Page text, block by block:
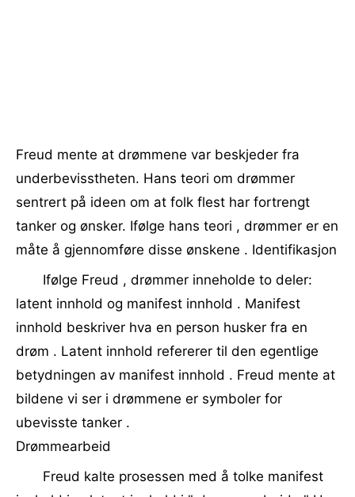
Freud mente at drømmene var beskjeder fra
underbevisstheten. Hans teori om drømmer
sentrert på ideen om at folk flest har fortrengt
tanker og ønsker. Ifølge hans teori , drømmer er en
måte å gjennomføre disse ønskene . Identifikasjon
Ifølge Freud , drømmer inneholde to deler:
latent innhold og manifest innhold . Manifest
innhold beskriver hva en person husker fra en
drøm . Latent innhold refererer til den egentlige
betydningen av manifest innhold . Freud mente at
bildene vi ser i drømmene er symboler for
ubevisste tanker .
Drømmearbeid
Freud kalte prosessen med å tolke manifest